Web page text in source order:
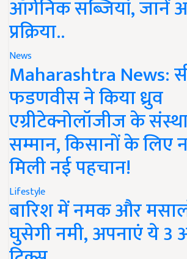
ऑर्गेनिक सब्जियां, जानें
प्रक्रिया..
News
Maharashtra News:
फडणवीस ने किया ध्रुव
एग्रीटेक्नोलॉजीज के
सम्मान, किसानों के लिए
मिली नई पहचान!
Lifestyle
बारिश में नमक और
घुसेगी नमी, अपनाएं ये 3